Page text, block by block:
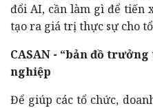
đổi AI, cần làm gì để tiến
tạo ra giá trị thực sự cho
CASAN - “bản đồ
nghiệp
Để giúp các tổ chức,